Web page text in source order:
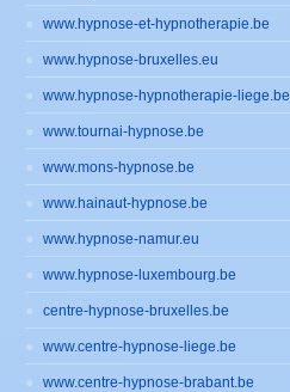
www.hypnose-et-hypnotherapie.be
www.hypnose-bruxelles.eu
www.hypnose-hypnotherapie-liege.be
www.tournai-hypnose.be
www.mons-hypnose.be
www.hainaut-hypnose.be
www.hypnose-namur.eu
www.hypnose-luxembourg.be
centre-hypnose-bruxelles.be
www.centre-hypnose-liege.be
www.centre-hypnose-brabant.be